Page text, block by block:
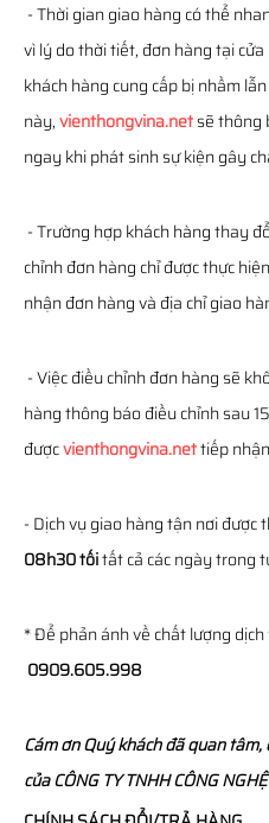
- Thời gian giao hàng có thể
vì lý do thời tiết, đơn hàng tại
khách hàng cung cấp bị nhầm
này,vienthongvina.netsẽ thông
ngay khi phát sinh sự kiện gây
- Trường hợp khách hàng thay
chỉnh đơn hàng chỉ được thực
nhận đơn hàng và địa chỉ giao
- Việc điều chỉnh đơn hàng sẽ
hàng thông báo điều chỉnh sau
đượcvienthongvina.nettiếp
- Dịch vụ giao hàng tận nơi được
08h30 tốitất cả các ngày trong
* Để phản ánh về chất lượng
0909.605.998
Cám ơn Quý khách đã quan
củaCÔNG TY TNHH CÔNG NGHỆ